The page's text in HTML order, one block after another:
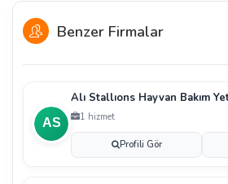
Benzer Firmalar
Alı Stallıons Hayvan Bakım
1 hizmet
Profili Gör